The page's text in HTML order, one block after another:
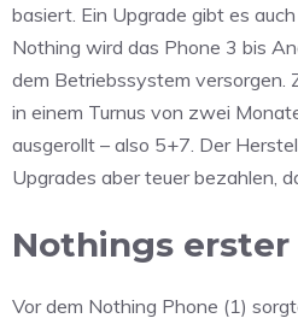
basiert. Ein Upgrade gibt es
Nothing wird das Phone 3 bis
dem Betriebssystem versorgen.
in einem Turnus von zwei
ausgerollt – also 5+7. Der
Upgrades aber teuer bezahlen,
Nothings erster
Vor dem Nothing Phone (1)